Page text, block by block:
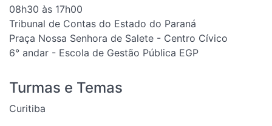
08h30 às 17h00
Tribunal de Contas do Estado do Paraná
Praça Nossa Senhora de Salete - Centro Cívico
6° andar - Escola de Gestão Pública EGP
Turmas e Temas
Curitiba